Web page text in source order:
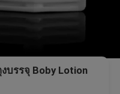
บรรจุ Boby Lotion